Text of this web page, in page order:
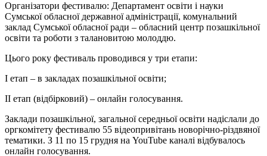
Організатори фестивалю: Департамент освіти і науки
Сумської обласної державної адміністрації, комунальний
заклад Сумської обласної ради – обласний центр позашкільної
освіти та роботи з талановитою молоддю.
Цього року фестиваль проводився у три етапи:
І етап – в закладах позашкільної освіти;
ІІ етап (відбірковий) – онлайн голосування.
Заклади позашкільної, загальної середньої освіти надіслали до
оргкомітету фестивалю 55 відеопривітань новорічно-різдвяної
тематики. З 11 по 15 грудня на YouTube каналі відбувалось
онлайн голосування.